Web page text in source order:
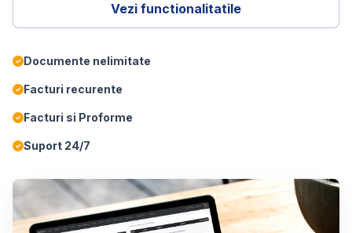
Vezi functionalitatile
Documente nelimitate
Facturi recurente
Facturi si Proforme
Suport 24/7